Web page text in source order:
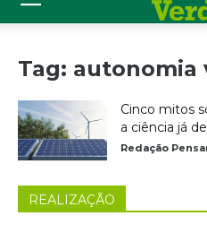
Tag: autonomia
Cinco mitos
a ciência já
Redação
REALIZAÇÃO